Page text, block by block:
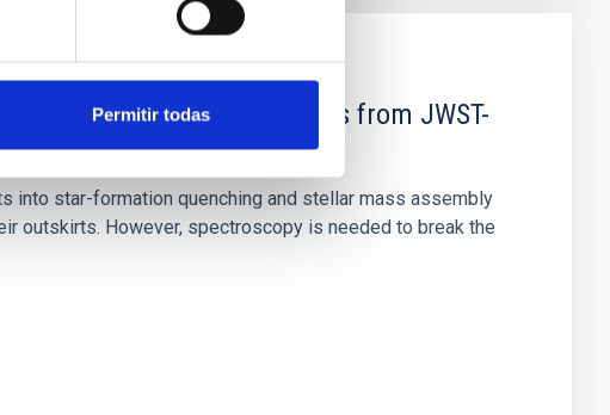
Permitir todas
Mg-abundance gradients from JWST-
star-formation quenching and stellar mass assembly
outskirts. However, spectroscopy is needed to break the